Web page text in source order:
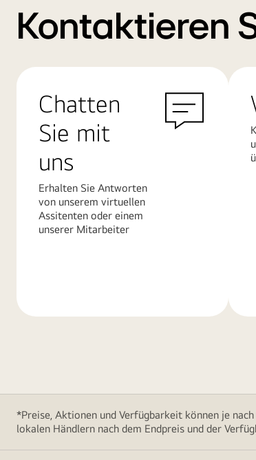
Kontaktieren
Chatten
Sie mit
uns
Erhalten Sie Antworten
von unserem virtuellen
Assitenten oder einem
unserer Mitarbeiter
*Preise, Aktionen und Verfügbarkeit können je
lokalen Händlern nach dem Endpreis und der